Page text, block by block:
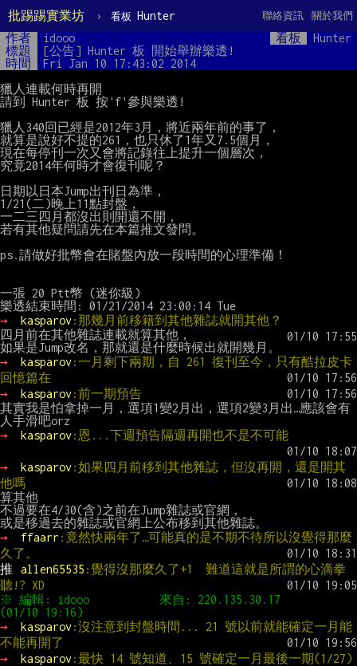
批踢踢實業坊 › 看板 Hunter 關於我們
聯絡資訊
作者 idooo 看板
Hunter
標題
[公告] Hunter 板 開始舉辦樂透!
時間
Fri Jan 10 17:43:02 2014
獵人連載何時再開
請到 Hunter 板 按'f'參與樂透!
獵人340回已經是2012年3月，將近兩年前的事了，
就算是說好不提的261，也只休了1年又7.5個月，
現在每停刊一次又會將記錄往上提升一個層次，
究竟2014年何時才會復刊呢？
日期以日本Jump出刊日為準，
1/21(二)晚上11點封盤，
一二三四月都沒出則開還不開，
若有其他疑問請先在本篇推文發問。
ps.請做好批幣會在賭盤內放一段時間的心理準備！
一張 20 Ptt幣 (迷你級)
→
kasparov:那幾月前移籍到其他雜誌就開其他？
四月前在其他雜誌連載就算其他，
→
kasparov:一月剩下兩期，自 261 復刊至今，只有酷拉皮卡
回憶篇在
→
kasparov:前一期預告
其實我是怕拿掉一月，選項1變2月出，選項2變3月出…應該會有
→
kasparov:恩...下週預告隔週再開也不是不可能
→ kasparov:如果四月前移到其他雜誌，但沒再開，還是開其
他嗎
算其他
不過要在4/30(含)之前在Jump雜誌或官網，
→
ffaarr :竟然快兩年了…可能真的是不期不待所以沒覺得那麼
久了。
推
allen65535 :覺得沒那麼久了+1  難道這就是所謂的心滴拳
聽!? XD
※ 編輯: idooo           來自: 220.135.30.17
→
kasparov:沒注意到封盤時間... 21 號以前就能確定一月能
不能再開了
→
kasparov:最快 14 號知道、15 號確定一月最後一期(1/27)